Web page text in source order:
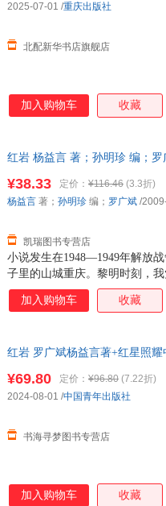
北配新华书店旗舰店
2025-07-01 /重庆出版社
加入购物车 收藏
红岩 杨益言 著；孙明珍 编；
小说发生在1948—1949年解放
子里的山城重庆。黎明时刻，
迫害也比任何时期残酷，因而
配合工人运动，重庆地下党工
被敌人杀害，人头被高挂在城
徒，由于他的告密，许云峰、
志高又带领特务窜到乡下，江
¥38.33 定价： ¥116.46 (3.3折)
凯瑞图书专营店
杨益言 著； 孙明珍 编； 罗广斌 /
加入购物车 收藏
红岩 罗广斌杨益言著+红星照
¥69.80 定价： ¥96.80 (7.22折)
书海寻梦图书专营店
2024-08-01 /中国青年出版社
加入购物车 收藏